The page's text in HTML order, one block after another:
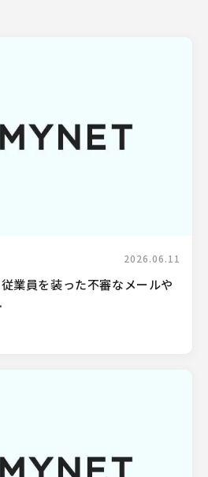
2026.06.11
従業員を装った不審なメールや